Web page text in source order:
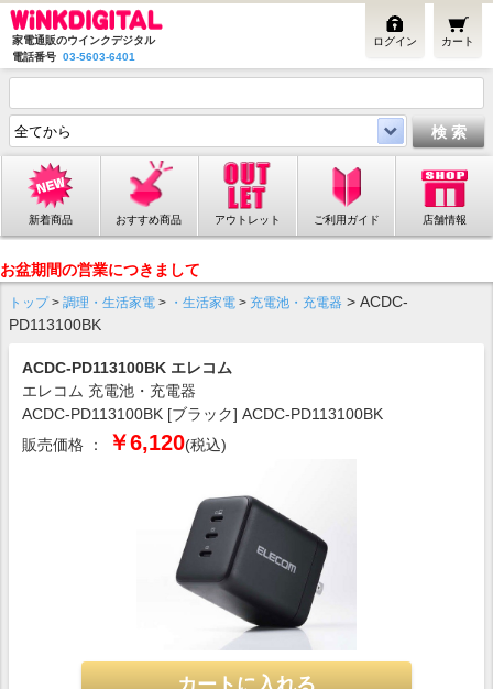
家電通販のウインクデジタル
電話番号 03-5603-6401
カート
ログイン
新着商品 おすすめ商品 アウトレット ご利用ガイド 店舗情報
お盆期間の営業につきまして
トップ> 調理・生活家電 > ・生活家電 > 充電池・充電器 > ACDC-
PD113100BK
ACDC-PD113100BK エレコム
エレコム 充電池・充電器
ACDC-PD113100BK [ブラック] ACDC-PD113100BK
販売価格 ：
￥6,120(税込)